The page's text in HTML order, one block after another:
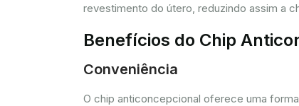
revestimento do útero, reduzindo assim a
Benefícios do Chip
Conveniência
O chip anticoncepcional oferece uma